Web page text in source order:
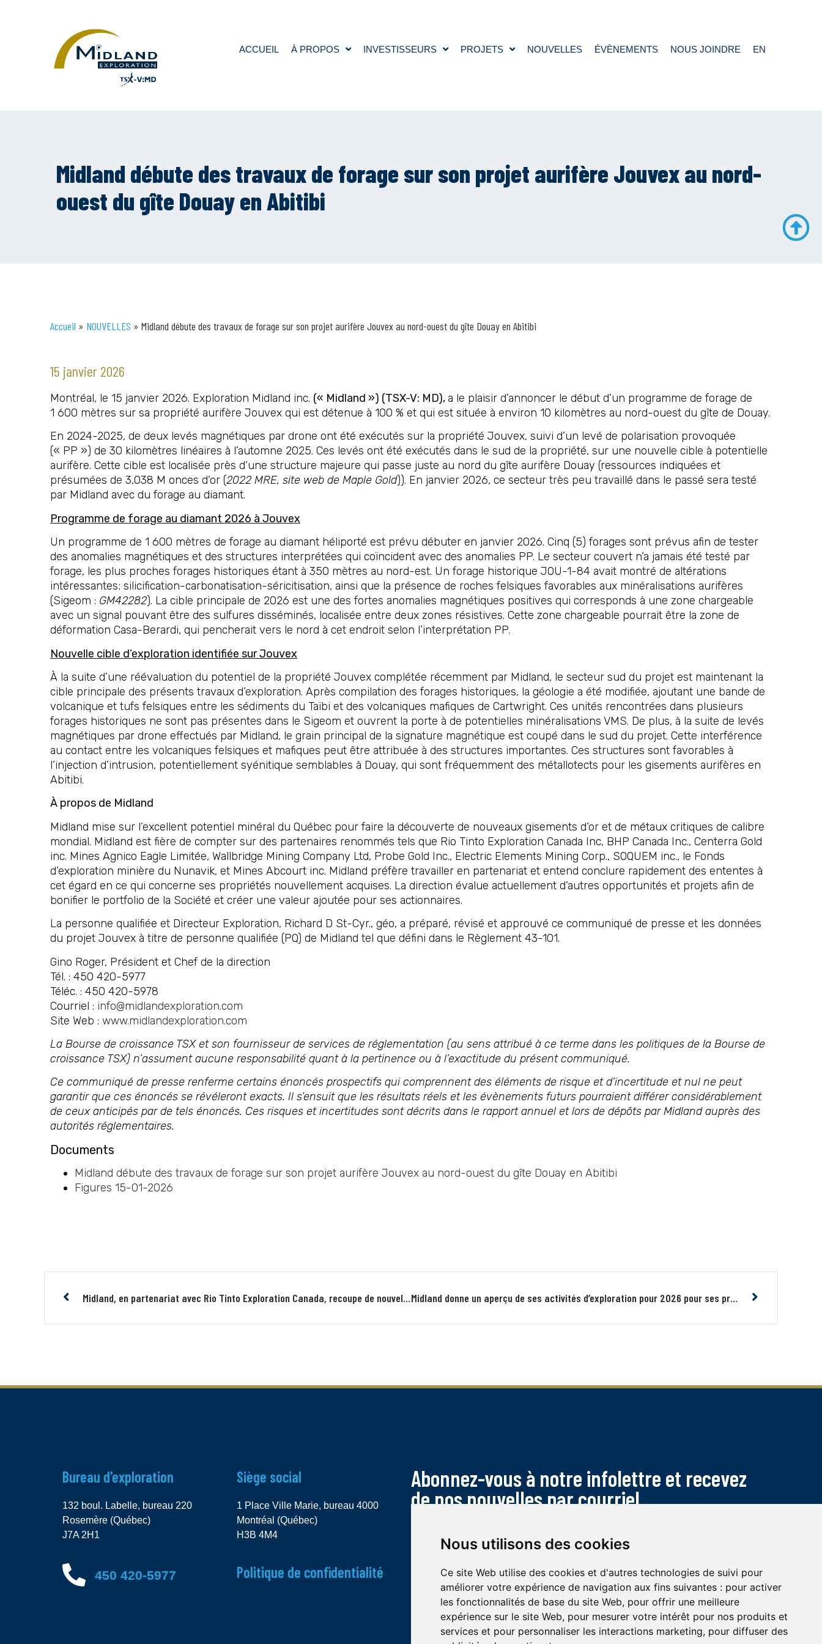
Nous utilisons des cookies
Ce site Web utilise des cookies et d'autres technologies de suivi pour
améliorer votre expérience de navigation aux fins suivantes : pour activer
les fonctionnalités de base du site Web, pour offrir une meilleure
expérience sur le site Web, pour mesurer votre intérêt pour nos produits et
services et pour personnaliser les interactions marketing, pour diffuser des
ACCUEIL À PROPOS INVESTISSEURS PROJETS NOUVELLES ÉVÈNEMENTS NOUS JOINDRE EN
Midland débute des travaux de forage sur son projet aurifère Jouvex au nord-
ouest du gîte Douay en Abitibi
Accueil » NOUVELLES » Midland débute des travaux de forage sur son projet aurifère Jouvex au nord-ouest du gîte Douay en Abitibi
15 janvier 2026
Montréal, le 15 janvier 2026. Exploration Midland inc. (« Midland ») (TSX-V: MD), a le plaisir d’annoncer le début d’un programme de forage de
1 600 mètres sur sa propriété aurifère Jouvex qui est détenue à 100 % et qui est située à environ 10 kilomètres au nord-ouest du gîte de Douay.
En 2024-2025, de deux levés magnétiques par drone ont été exécutés sur la propriété Jouvex, suivi d’un levé de polarisation provoquée
(« PP ») de 30 kilomètres linéaires à l’automne 2025. Ces levés ont été exécutés dans le sud de la propriété, sur une nouvelle cible à potentielle
aurifère. Cette cible est localisée près d’une structure majeure qui passe juste au nord du gîte aurifère Douay (ressources indiquées et
présumées de 3,038 M onces d’or (2022 MRE, site web de Maple Gold)). En janvier 2026, ce secteur très peu travaillé dans le passé sera testé
par Midland avec du forage au diamant.
Programme de forage au diamant 2026 à Jouvex
Un programme de 1 600 mètres de forage au diamant héliporté est prévu débuter en janvier 2026. Cinq (5) forages sont prévus afin de tester
des anomalies magnétiques et des structures interprétées qui coïncident avec des anomalies PP. Le secteur couvert n’a jamais été testé par
forage, les plus proches forages historiques étant à 350 mètres au nord-est. Un forage historique JOU-1-84 avait montré de altérations
intéressantes; silicification-carbonatisation-séricitisation, ainsi que la présence de roches felsiques favorables aux minéralisations aurifères
(Sigeom : GM42282). La cible principale de 2026 est une des fortes anomalies magnétiques positives qui corresponds à une zone chargeable
avec un signal pouvant être des sulfures disséminés, localisée entre deux zones résistives. Cette zone chargeable pourrait être la zone de
déformation Casa-Berardi, qui pencherait vers le nord à cet endroit selon l’interprétation PP.
Nouvelle cible d’exploration identifiée sur Jouvex
À la suite d’une réévaluation du potentiel de la propriété Jouvex complétée récemment par Midland, le secteur sud du projet est maintenant la
cible principale des présents travaux d’exploration. Après compilation des forages historiques, la géologie a été modifiée, ajoutant une bande de
volcanique et tufs felsiques entre les sédiments du Taïbi et des volcaniques mafiques de Cartwright. Ces unités rencontrées dans plusieurs
forages historiques ne sont pas présentes dans le Sigeom et ouvrent la porte à de potentielles minéralisations VMS. De plus, à la suite de levés
magnétiques par drone effectués par Midland, le grain principal de la signature magnétique est coupé dans le sud du projet. Cette interférence
au contact entre les volcaniques felsiques et mafiques peut être attribuée à des structures importantes. Ces structures sont favorables à
l’injection d’intrusion, potentiellement syénitique semblables à Douay, qui sont fréquemment des métallotects pour les gisements aurifères en
Abitibi.
À propos de Midland
Midland mise sur l’excellent potentiel minéral du Québec pour faire la découverte de nouveaux gisements d’or et de métaux critiques de calibre
mondial. Midland est fière de compter sur des partenaires renommés tels que Rio Tinto Exploration Canada Inc, BHP Canada Inc., Centerra Gold
inc. Mines Agnico Eagle Limitée, Wallbridge Mining Company Ltd, Probe Gold Inc., Electric Elements Mining Corp., SOQUEM inc., le Fonds
d’exploration minière du Nunavik, et Mines Abcourt inc. Midland préfère travailler en partenariat et entend conclure rapidement des ententes à
cet égard en ce qui concerne ses propriétés nouvellement acquises. La direction évalue actuellement d’autres opportunités et projets afin de
bonifier le portfolio de la Société et créer une valeur ajoutée pour ses actionnaires.
La personne qualifiée et Directeur Exploration, Richard D St-Cyr., géo, a préparé, révisé et approuvé ce communiqué de presse et les données
du projet Jouvex à titre de personne qualifiée (PQ) de Midland tel que défini dans le Règlement 43-101.
Gino Roger, Président et Chef de la direction
Tél. : 450 420-5977
Téléc. : 450 420-5978
Courriel : info@midlandexploration.com
Site Web : www.midlandexploration.com
La Bourse de croissance TSX et son fournisseur de services de réglementation (au sens attribué à ce terme dans les politiques de la Bourse de
croissance TSX) n’assument aucune responsabilité quant à la pertinence ou à l’exactitude du présent communiqué.
Ce communiqué de presse renferme certains énoncés prospectifs qui comprennent des éléments de risque et d’incertitude et nul ne peut
garantir que ces énoncés se révéleront exacts. Il s’ensuit que les résultats réels et les évènements futurs pourraient différer considérablement
de ceux anticipés par de tels énoncés. Ces risques et incertitudes sont décrits dans le rapport annuel et lors de dépôts par Midland auprès des
autorités réglementaires.
Documents
Midland débute des travaux de forage sur son projet aurifère Jouvex au nord-ouest du gîte Douay en Abitibi
Figures 15-01-2026
Midland, en partenariat avec Rio Tinto Exploration Canada, recoupe de nouvelles pegmatites à lithium et césium lors du programme de forage 2025 sur le projet Galinée Midland donne un aperçu de ses activités d’exploration pour 2026 pour ses projets d’or et cuivre-or, incluant celles avec ses partenaires
Bureau d'exploration
132 boul. Labelle, bureau 220
Rosemère (Québec)
J7A 2H1
450 420-5977
Siège social
1 Place Ville Marie, bureau 4000
Montréal (Québec)
H3B 4M4
Politique de confidentialité
Abonnez-vous à notre infolettre et recevez
de nos nouvelles par courriel